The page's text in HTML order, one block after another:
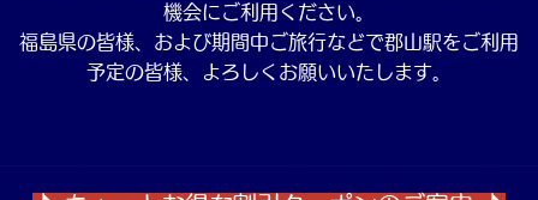
機会にご利用ください。
福島県の皆様、および期間中ご旅行などで郡山駅をご利用
予定の皆様、よろしくお願いいたします。